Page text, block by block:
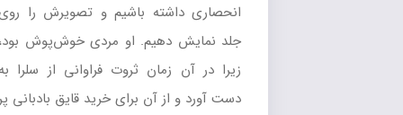
انحصاری داشته باشیم و تصویرش را روی
جلد نمایش دهیم. او مردی خوش‌پوش بود،
زیرا در آن زمان ثروت فراوانی از سلرا به‌
دست آورد و از آن برای خرید قایق بادبانی پر